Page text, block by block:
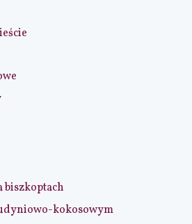
biszkoptach
kokosowym